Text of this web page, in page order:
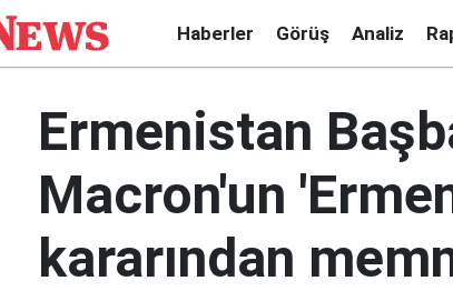
Haberler Görüş Analiz
Ermenistan
Macron'un
kararından